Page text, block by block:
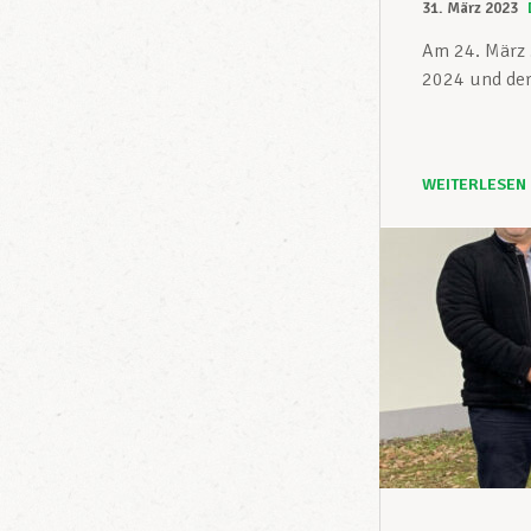
31. März 2023
Am 24. März
2024 und
WEITERLESEN